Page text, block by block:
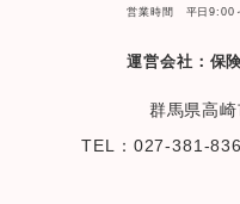
営業時間 平日9:00
運営会社：保
群馬県高
TEL：027-381-